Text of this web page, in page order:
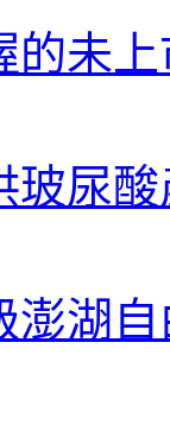
的未
玻尿
澎湖